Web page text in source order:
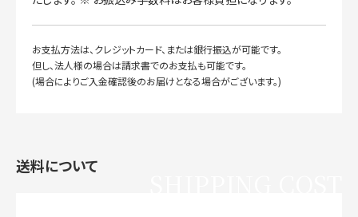
お支払方法は、クレジットカード、または銀行振込が可能です。
但し、法人様の場合は請求書でのお支払も可能です。
(場合によりご入金確認後のお届けとなる場合がございます。)
送料について